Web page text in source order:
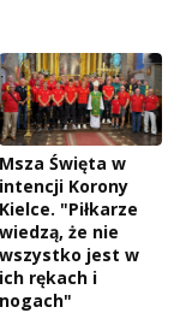
Msza Święta w
intencji Korony
Kielce. "Piłkarze
wiedzą, że nie
wszystko jest w
ich rękach i
nogach"